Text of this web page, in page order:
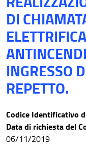
DI
INGRESSO
REPETTO.
Codice Identificativo
Data di richiesta del
06/11/2019